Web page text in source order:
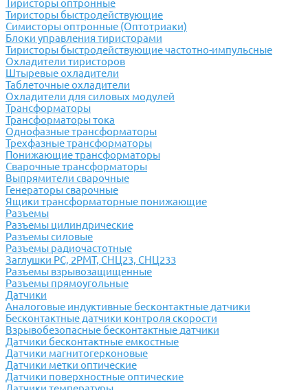
Тиристоры оптронные
Тиристоры быстродействующие
Симисторы оптронные (Оптотриаки)
Блоки управления тиристорами
Тиристоры быстродействующие частотно-импульсные
Охладители тиристоров
Штыревые охладители
Таблеточные охладители
Охладители для силовых модулей
Трансформаторы
Трансформаторы тока
Однофазные трансформаторы
Трехфазные трансформаторы
Понижающие трансформаторы
Сварочные трансформаторы
Выпрямители сварочные
Генераторы сварочные
Ящики трансформаторные понижающие
Разъемы
Разъемы цилиндрические
Разъемы силовые
Разъемы радиочастотные
Заглушки РС, 2РМТ, СНЦ23, СНЦ233
Разъемы взрывозащищенные
Разъемы прямоугольные
Датчики
Аналоговые индуктивные бесконтактные датчики
Бесконтактные датчики контроля скорости
Взрывобезопасные бесконтактные датчики
Датчики бесконтактные емкостные
Датчики магнитогерконовые
Датчики метки оптические
Датчики поверхностные оптические